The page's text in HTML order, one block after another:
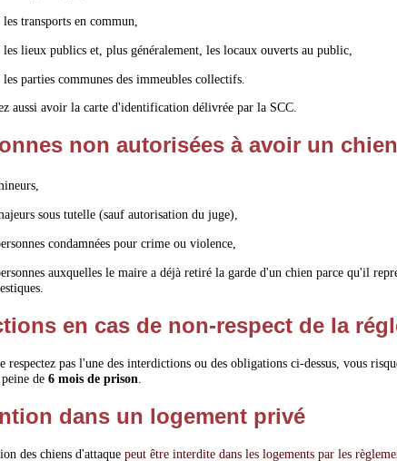
les transports en commun,
les lieux publics et, plus généralement, les locaux ouverts au public,
les parties communes des immeubles collectifs.
aussi avoir la carte d'identification délivrée par la SCC.
non autorisées à avoir un
sous tutelle (sauf autorisation du juge),
condamnées pour crime ou violence,
auxquelles le maire a déjà retiré la garde d'un chien parce qu'il
en cas de non-respect de la
respectez pas l'une des interdictions ou des obligations ci-dessus, vous
de 6 mois de prison.
dans un logement privé
des chiens d'attaque peut être interdite dans les logements par les